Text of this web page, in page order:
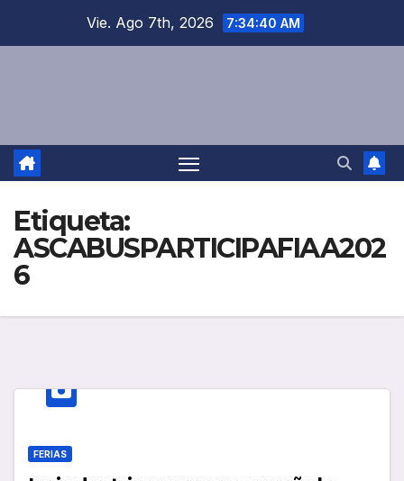
Vie. Ago 7th, 2026 7:34:40 AM
Etiqueta:
ASCABUSPARTICIPAFIAA202
6
FERIAS